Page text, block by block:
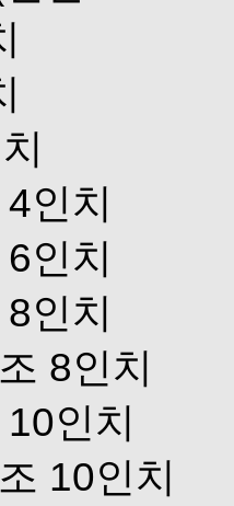
인치
인치
인치
8인치
인치
10인치